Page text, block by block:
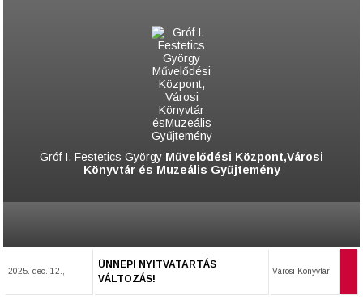
Gróf I. Festetics György Művelődési Központ,Városi
Könyvtár és Muzeális Gyűjtemény
2025. dec. 12.,
ÜNNEPI NYITVATARTÁS
VÁLTOZÁS!
Városi Könyvtár